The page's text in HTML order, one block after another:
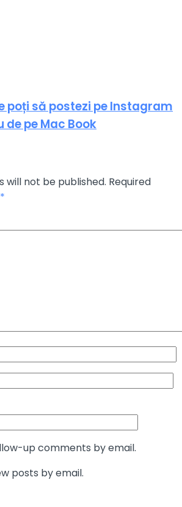
poți să postezi pe Instagram
de pe Mac Book
will not be published. Required
*
up comments by email.
posts by email.